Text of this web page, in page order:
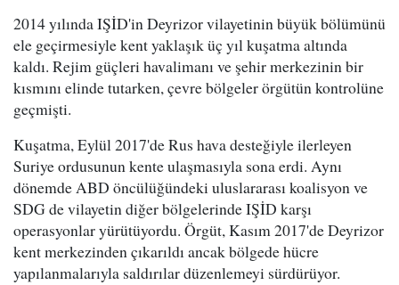
2014 yılında IŞİD'in Deyrizor vilayetinin büyük bölümünü
ele geçirmesiyle kent yaklaşık üç yıl kuşatma altında
kaldı. Rejim güçleri havalimanı ve şehir merkezinin bir
kısmını elinde tutarken, çevre bölgeler örgütün kontrolüne
geçmişti.
Kuşatma, Eylül 2017'de Rus hava desteğiyle ilerleyen
Suriye ordusunun kente ulaşmasıyla sona erdi. Aynı
dönemde ABD öncülüğündeki uluslararası koalisyon ve
SDG de vilayetin diğer bölgelerinde IŞİD karşı
operasyonlar yürütüyordu. Örgüt, Kasım 2017'de Deyrizor
kent merkezinden çıkarıldı ancak bölgede hücre
yapılanmalarıyla saldırılar düzenlemeyi sürdürüyor.